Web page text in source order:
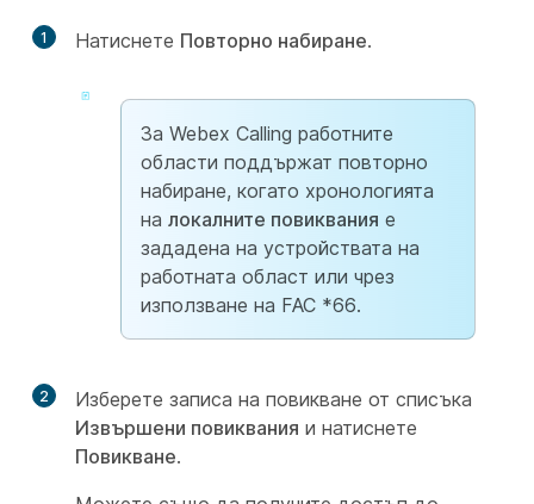
1 Натиснете Повторно набиране.
За Webex Calling работните
области поддържат повторно
набиране, когато хронологията
на локалните повиквания е
зададена на устройствата на
работната област или чрез
използване на FAC *66.
2
Изберете записа на повикване от списъка
Извършени повиквания и натиснете
Повикване.